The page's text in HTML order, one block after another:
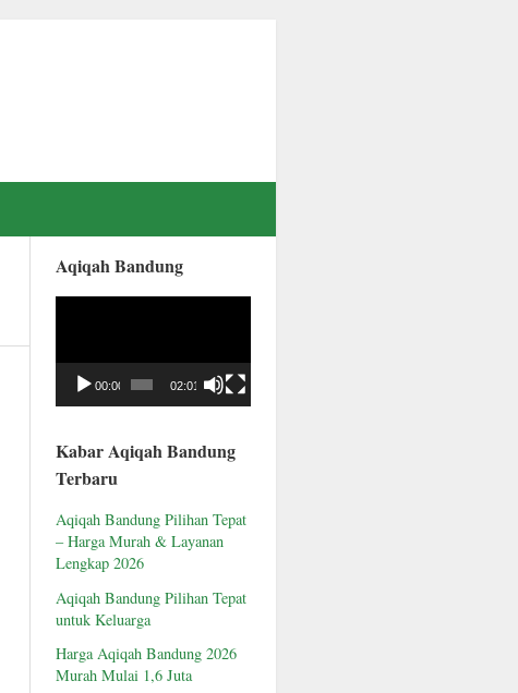
Aqiqah Bandung
00:00 02:01
Kabar Aqiqah Bandung
Terbaru
Aqiqah Bandung Pilihan Tepat
– Harga Murah & Layanan
Lengkap 2026
Aqiqah Bandung Pilihan Tepat
untuk Keluarga
Harga Aqiqah Bandung 2026
Murah Mulai 1,6 Juta